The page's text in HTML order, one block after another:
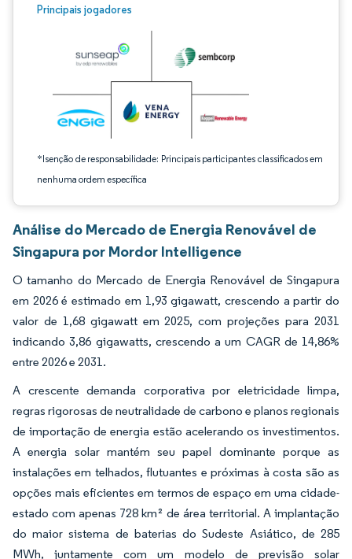
Principais jogadores
*Isenção de responsabilidade: Principais participantes classificados em
nenhuma ordem específica
Imagem © Mordor Intelligence. O reuso requer atribuição conforme CC BY 4.0.
Análise do Mercado de Energia Renovável de
Singapura por Mordor Intelligence
O tamanho do Mercado de Energia Renovável de Singapura
em 2026 é estimado em 1,93 gigawatt, crescendo a partir do
valor de 1,68 gigawatt em 2025, com projeções para 2031
indicando 3,86 gigawatts, crescendo a um CAGR de 14,86%
entre 2026 e 2031.
A crescente demanda corporativa por eletricidade limpa,
regras rigorosas de neutralidade de carbono e planos regionais
de importação de energia estão acelerando os investimentos.
A energia solar mantém seu papel dominante porque as
instalações em telhados, flutuantes e próximas à costa são as
opções mais eficientes em termos de espaço em uma cidade-
estado com apenas 728 km² de área territorial. A implantação
do maior sistema de baterias do Sudeste Asiático, de 285
MWh, juntamente com um modelo de previsão solar